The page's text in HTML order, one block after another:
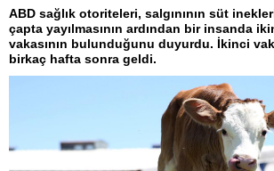
ABD sağlık otoriteleri, salgınının süt
çapta yayılmasının ardından bir insanda
vakasının bulunduğunu duyurdu. İkinci
birkaç hafta sonra geldi.